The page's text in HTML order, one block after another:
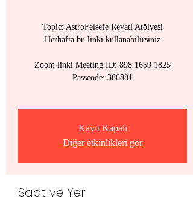
Topic: AstroFelsefe Revati Atölyesi
Herhafta bu linki kullanabilirsiniz
Zoom linki Meeting ID: 898 1659 1825
Passcode: 386881
Kayıt Kapalı
Diğer etkinlikleri gör
Saat ve Yer